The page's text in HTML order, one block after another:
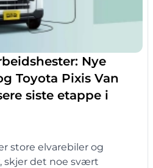
Nye
Toyota Pixis Van
siste etappe i
store elvarebiler og
skjer det noe svært